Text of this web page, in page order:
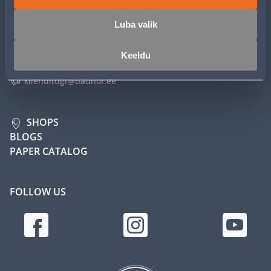
Luba valik
Keeldu
E-SHOP CUSTOMER SERVICE
klienditugi@bauhof.ee
SHOPS
BLOGS
PAPER CATALOG
FOLLOW US